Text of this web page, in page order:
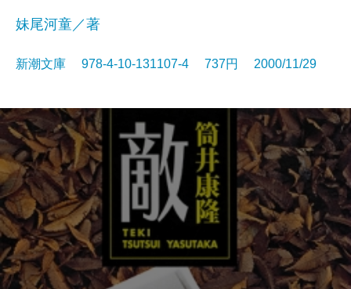
妹尾河童／著
新潮文庫 978-4-10-131107-4 737円 2000/11/29